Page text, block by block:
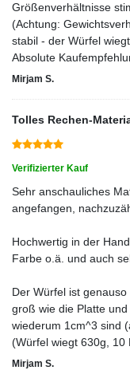
Größenverhältnisse
(Achtung:
stabil - der Würfel
Absolute
Mirjam S.
Tolles Rechen-
Verifizierter Kauf
Sehr anschauliches
angefangen,
Hochwertig in der
Farbe o.ä. und auch
Der Würfel ist
groß wie die Platte
wiederum 1cm^3 sind
(Würfel wiegt 630g, 10
Mirjam S.